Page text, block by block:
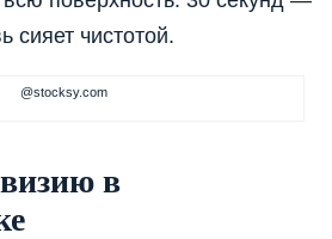
сияет чистотой.
@stocksy.com
в